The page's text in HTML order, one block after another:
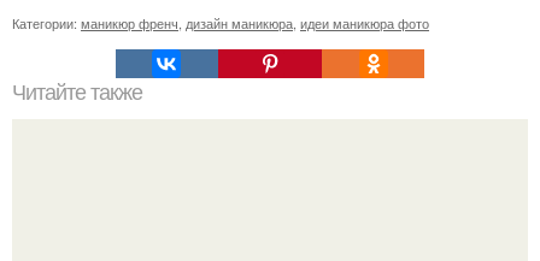
Категории: маникюр френч дизайн маникюра идеи маникюра фото
Читайте также